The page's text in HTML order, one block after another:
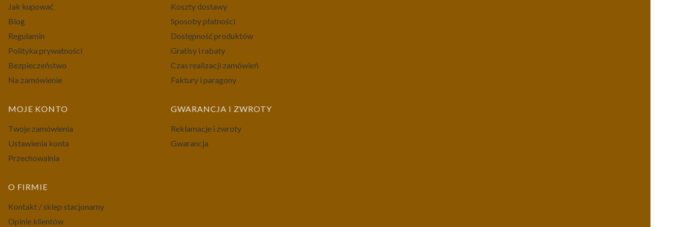
Jak kupować
Blog
Regulamin
Polityka prywatności
Bezpieczeństwo
Na zamówienie
Koszty dostawy
Sposoby płatności
Dostępność produktów
Gratisy i rabaty
Czas realizacji zamówień
Faktury i paragony
MOJE KONTO
Twoje zamówienia
Ustawienia konta
Przechowalnia
GWARANCJA I ZWROTY
Reklamacje i zwroty
Gwarancja
O FIRMIE
Kontakt / sklep stacjonarny
Opinie klientów